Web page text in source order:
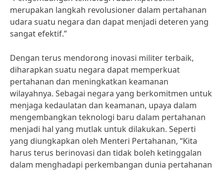
merupakan langkah revolusioner dalam pertahanan
udara suatu negara dan dapat menjadi deteren yang
sangat efektif.”
Dengan terus mendorong inovasi militer terbaik,
diharapkan suatu negara dapat memperkuat
pertahanan dan meningkatkan keamanan
wilayahnya. Sebagai negara yang berkomitmen untuk
menjaga kedaulatan dan keamanan, upaya dalam
mengembangkan teknologi baru dalam pertahanan
menjadi hal yang mutlak untuk dilakukan. Seperti
yang diungkapkan oleh Menteri Pertahanan, “Kita
harus terus berinovasi dan tidak boleh ketinggalan
dalam menghadapi perkembangan dunia pertahanan